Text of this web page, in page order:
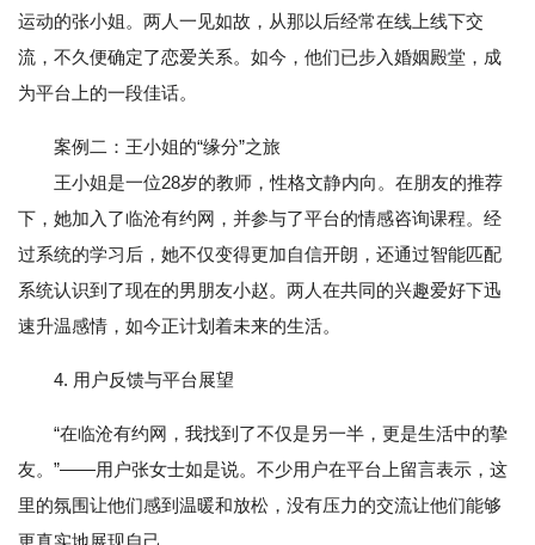
运动的张小姐。两人一见如故，从那以后经常在线上线下交
流，不久便确定了恋爱关系。如今，他们已步入婚姻殿堂，成
为平台上的一段佳话。
案例二：王小姐的“缘分”之旅
王小姐是一位28岁的教师，性格文静内向。在朋友的推荐
下，她加入了临沧有约网，并参与了平台的情感咨询课程。经
过系统的学习后，她不仅变得更加自信开朗，还通过智能匹配
系统认识到了现在的男朋友小赵。两人在共同的兴趣爱好下迅
速升温感情，如今正计划着未来的生活。
4. 用户反馈与平台展望
“在临沧有约网，我找到了不仅是另一半，更是生活中的挚
友。”——用户张女士如是说。不少用户在平台上留言表示，这
里的氛围让他们感到温暖和放松，没有压力的交流让他们能够
更真实地展现自己。